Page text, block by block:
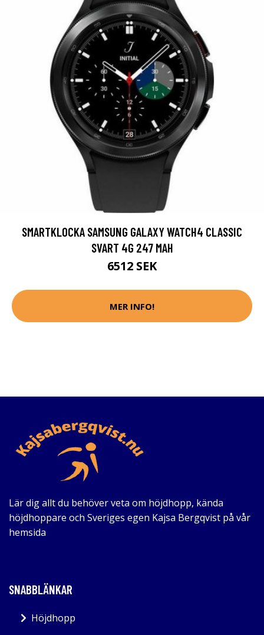
SMARTKLOCKA SAMSUNG GALAXY WATCH4 CLASSIC
SVART 4G 247 MAH
6512 SEK
MER INFO!
Lär dig allt du behöver veta om höjdhopp, kända
höjdhoppare och Sveriges egen Kajsa Bergqvist på vår
hemsida
SNABBLÄNKAR
Höjdhopp